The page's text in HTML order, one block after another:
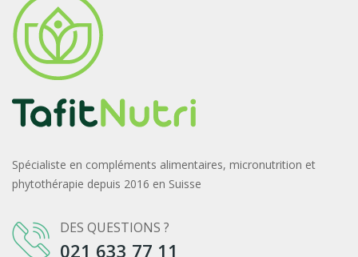
Spécialiste en compléments alimentaires, micronutrition et
phytothérapie depuis 2016 en Suisse
DES QUESTIONS ?
021 633 77 11